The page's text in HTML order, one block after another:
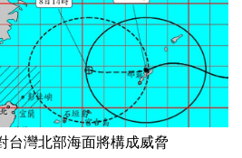
灣北部海面將構成威脅